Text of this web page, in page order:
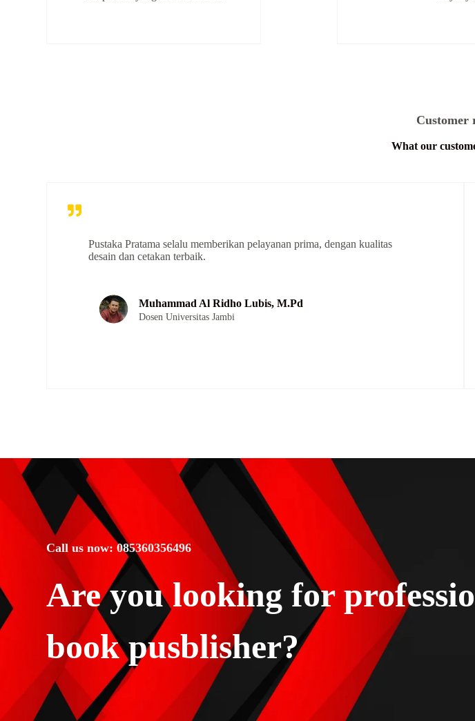
Customer
What our
Pustaka Pratama selalu memberikan pelayanan prima, dengan kualitas
desain dan cetakan terbaik.
Muhammad Al Ridho Lubis, M.Pd
Dosen Universitas Jambi
Call us now: 085360356496
Are you looking for
book pusblisher?